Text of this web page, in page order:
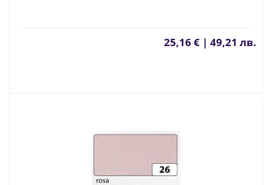
25,16 € | 49,21 лв.